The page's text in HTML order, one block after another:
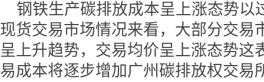
钢铁生产碳排放成本呈上涨态势以
现货交易市场情况来看，大部分交易
呈上升趋势，交易均价呈上涨态势这
易成本将逐步增加广州碳排放权交易